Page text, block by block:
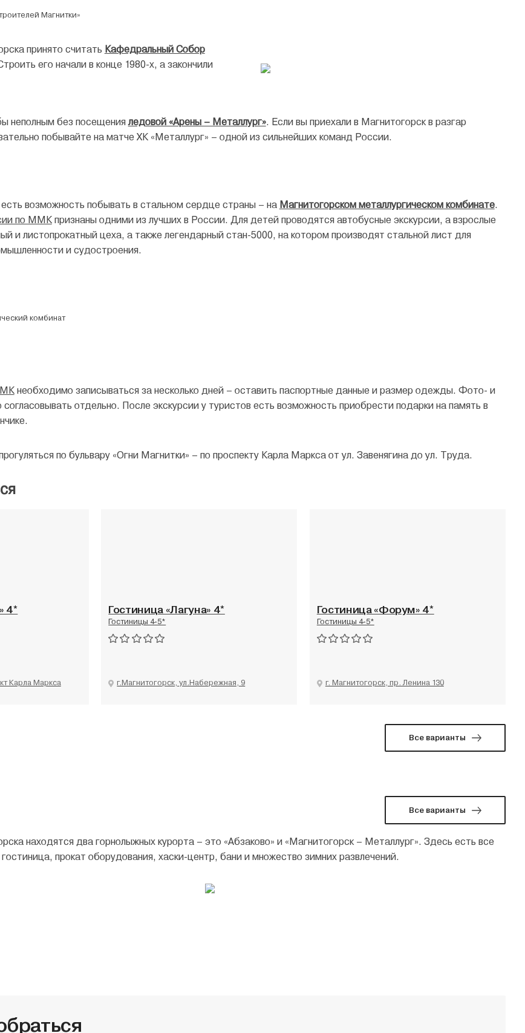
Магнитки»
принято считать Кафедральный Собор
его начали в конце 1980-х, а закончили
неполным без посещенияледовой «Арены – Металлург». Если вы приехали в Магнитогорск в разгар
побывайте на матче ХК «Металлург» – одной из сильнейших команд России.
возможность побывать в стальном сердце страны – на Магнитогорском металлургическом комбинате.
по ММКпризнаны одними из лучших в России. Для детей проводятся автобусные экскурсии, а взрослые
и листопрокатный цеха, а также легендарный стан-5000, на котором производят стальной лист для
и судостроения.
комбинат
необходимо записываться за несколько дней – оставить паспортные данные и размер одежды. Фото- и
отдельно. После экскурсии у туристов есть возможность приобрести подарки на память в
по бульвару «Огни Магнитки» – по проспекту Карла Маркса от ул. Завенягина до ул. Труда.
4*
Карла Маркса
Гостиница «Лагуна» 4*
Гостиницы 4-5*
г.Магнитогорск, ул.Набережная, 9
Гостиница «Форум» 4*
Гостиницы 4-5*
г. Магнитогорск, пр. Ленина 130
Все варианты
Все варианты
находятся два горнолыжных курорта – это «Абзаково» и «Магнитогорск – Металлург». Здесь есть все
прокат оборудования, хаски-центр, бани и множество зимних развлечений.